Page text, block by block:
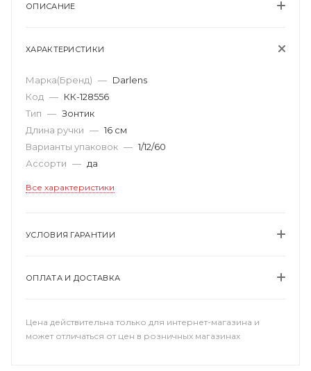
ОПИСАНИЕ
ХАРАКТЕРИСТИКИ
Марка(Бренд) — Darlens
Код — КК-128556
Тип — Зонтик
Длина ручки — 16 см
Варианты упаковок — 1/12/60
Ассорти — да
Все характеристики
УСЛОВИЯ ГАРАНТИИ
ОПЛАТА И ДОСТАВКА
Цена действительна только для интернет-магазина и
может отличаться от цен в розничных магазинах